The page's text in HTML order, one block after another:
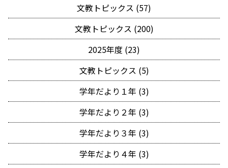
文教トピックス (57)
文教トピックス (200)
2025年度 (23)
文教トピックス (5)
学年だより１年 (3)
学年だより２年 (3)
学年だより３年 (3)
学年だより４年 (3)